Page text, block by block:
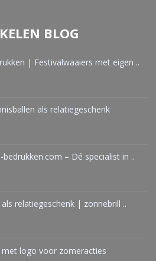
BLOG
| Festivalwaaiers met eigen ..
als relatiegeschenk
bedrukken.com – Dé specialist in ..
relatiegeschenk | zonnebrill ..
met logo voor zomeracties